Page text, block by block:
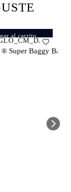
al carrito
® Super Baggy